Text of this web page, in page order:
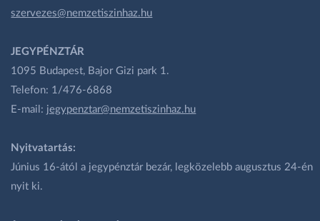
szervezes@nemzetiszinhaz.hu
JEGYPÉNZTÁR
1095 Budapest, Bajor Gizi park 1.
Telefon: 1/476-6868
E-mail: jegypenztar@nemzetiszinhaz.hu
Nyitvatartás:
Június 16-ától a jegypénztár bezár, legközelebb augusztus 24-én
nyit ki.